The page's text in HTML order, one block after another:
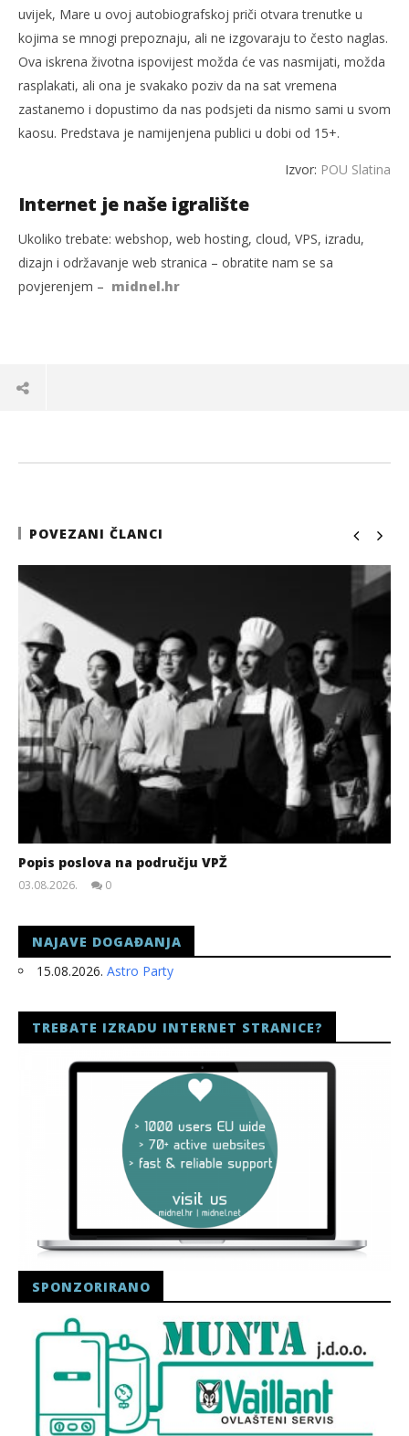
uvijek, Mare u ovoj autobiografskoj priči otvara trenutke u
kojima se mnogi prepoznaju, ali ne izgovaraju to često naglas.
Ova iskrena životna ispovijest možda će vas nasmijati, možda
rasplakati, ali ona je svakako poziv da na sat vremena
zastanemo i dopustimo da nas podsjeti da nismo sami u svom
kaosu. Predstava je namijenjena publici u dobi od 15+.
Izvor: POU Slatina
Internet je naše igralište
Ukoliko trebate: webshop, web hosting, cloud, VPS, izradu,
dizajn i održavanje web stranica – obratite nam se sa
povjerenjem – midnel.hr
POVEZANI ČLANCI
Popis poslova na području VPŽ
03.08.2026.
0
NAJAVE DOGAĐANJA
15.08.2026. Astro Party
TREBATE IZRADU INTERNET STRANICE?
SPONZORIRANO